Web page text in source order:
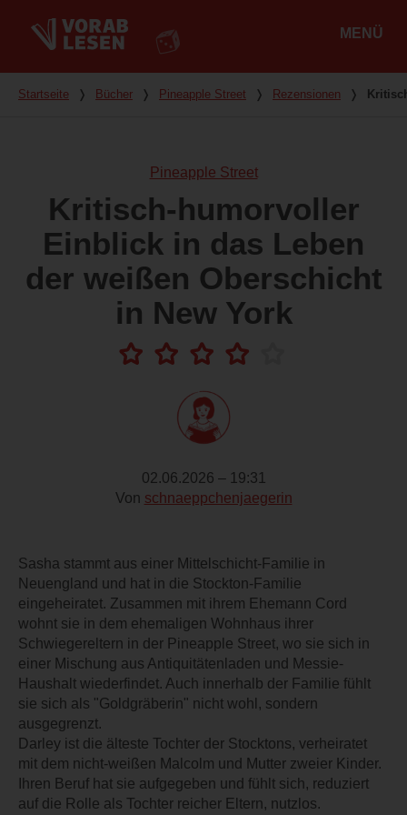
MENÜ
Du bist hier
Startseite ❭ Bücher ❭ Pineapple Street ❭ Rezensionen ❭
Pineapple Street
Kritisch-humorvoller
Einblick in das Leben
der weißen Oberschicht
in New York
02.06.2026 – 19:31
Von schnaeppchenjaegerin
Sasha stammt aus einer Mittelschicht-Familie in
Neuengland und hat in die Stockton-Familie
eingeheiratet. Zusammen mit ihrem Ehemann Cord
wohnt sie in dem ehemaligen Wohnhaus ihrer
Schwiegereltern in der Pineapple Street, wo sie sich in
einer Mischung aus Antiquitätenladen und Messie-
Haushalt wiederfindet. Auch innerhalb der Familie fühlt
sie sich als "Goldgräberin" nicht wohl, sondern
ausgegrenzt.
Darley ist die älteste Tochter der Stocktons, verheiratet
mit dem nicht-weißen Malcolm und Mutter zweier Kinder.
Ihren Beruf hat sie aufgegeben und fühlt sich, reduziert
auf die Rolle als Tochter reicher Eltern, nutzlos.